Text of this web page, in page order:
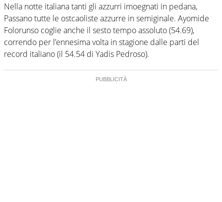
Nella notte italiana tanti gli azzurri imoegnati in pedana,
Passano tutte le ostcaoliste azzurre in semiginale. Ayomide
Folorunso coglie anche il sesto tempo assoluto (54.69),
correndo per l’ennesima volta in stagione dalle parti del
record italiano (il 54.54 di Yadis Pedroso).